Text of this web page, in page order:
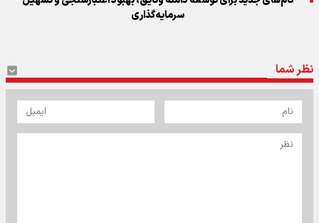
سرمایه‌گذاری
نظر شما